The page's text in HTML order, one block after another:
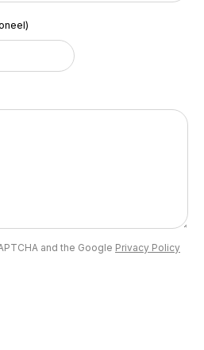
and the Google Privacy Policy